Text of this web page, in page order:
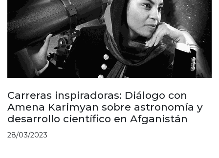
Carreras inspiradoras: Diálogo con
Amena Karimyan sobre astronomía y
desarrollo científico en Afganistán
28/03/2023